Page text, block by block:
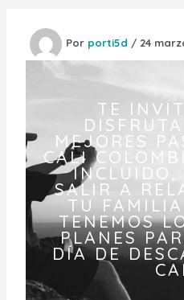
Por porti5d / 24
TE
MEJORES
CALI
INCLUIDO,
SALIR A
TU
TENEMOS
PLANES
DÍA DE